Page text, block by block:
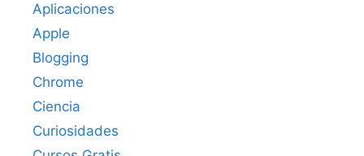
Aplicaciones
Apple
Blogging
Chrome
Ciencia
Curiosidades